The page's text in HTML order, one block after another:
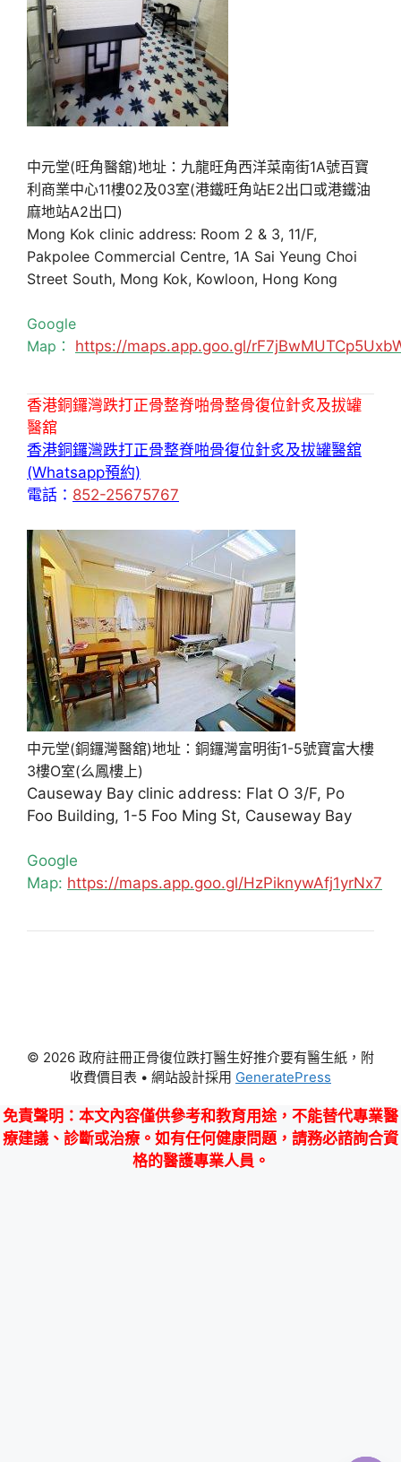
中元堂(旺角醫舘)地址：九龍旺角西洋菜南街1A號百寶
利商業中心11樓02及03室(港鐵旺角站E2出口或港鐵油
麻地站A2出口)
Mong Kok clinic address: Room 2 & 3, 11/F,
Pakpolee Commercial Centre, 1A Sai Yeung Choi
Street South, Mong Kok, Kowloon, Hong Kong
Google
Map： https://maps.app.goo.gl/
香港銅鑼灣跌打正骨整脊啪骨整骨復位針炙及拔罐
醫舘
香港銅鑼灣跌打正骨整脊啪骨復位針炙及拔罐醫舘
(Whatsapp預約)
電話： 852-25675767
中元堂(銅鑼灣醫舘)地址：銅鑼灣富明街1-5號寶富大樓
3樓O室(么鳳樓上)
Causeway Bay clinic address: Flat O 3/F, Po
Foo Building, 1-5 Foo Ming St, Causeway Bay
Google
Map: https://maps.app.goo.gl/HzPiknywAfj1yrNx7
© 2026 政府註冊正骨復位跌打醫生好推介要有醫生紙，附
收費價目表 • 網站設計採用 GeneratePress
免責聲明 ：本文內容僅供參考和教育用途，不能替代專業醫
療建議、診斷或治療。如有任何健康問題，請務必諮詢合資
格的醫護專業人員。